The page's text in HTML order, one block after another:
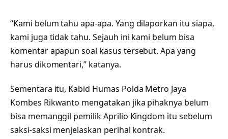
“Kami belum tahu apa-apa. Yang dilaporkan itu siapa,
kami juga tidak tahu. Sejauh ini kami belum bisa
komentar apapun soal kasus tersebut. Apa yang
harus dikomentari,” katanya.
Sementara itu, Kabid Humas Polda Metro Jaya
Kombes Rikwanto mengatakan jika pihaknya belum
bisa memanggil pemilik Aprilio Kingdom itu sebelum
saksi-saksi menjelaskan perihal kontrak.